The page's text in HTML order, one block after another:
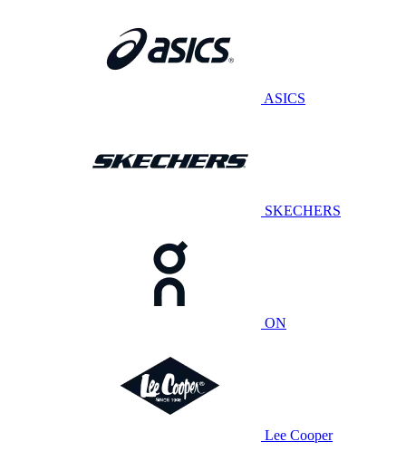
ASICS
SKECHERS
ON
Lee Cooper